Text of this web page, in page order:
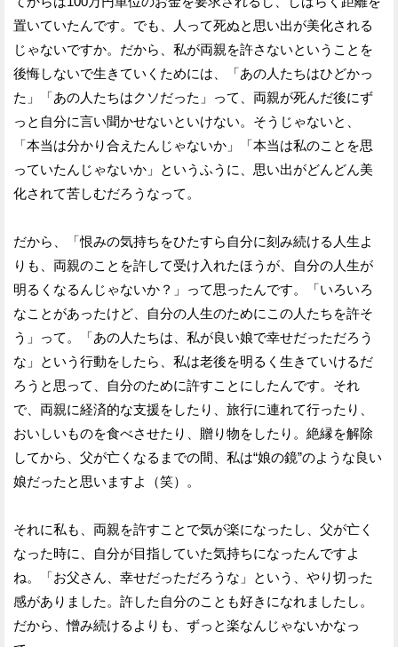
置いていたんです。でも、人って死ぬと思い出が美化される
じゃないですか。だから、私が両親を許さないということを
後悔しないで生きていくためには、「あの人たちはひどかっ
た」「あの人たちはクソだった」って、両親が死んだ後にず
っと自分に言い聞かせないといけない。そうじゃないと、
「本当は分かり合えたんじゃないか」「本当は私のことを思
っていたんじゃないか」というふうに、思い出がどんどん美
化されて苦しむだろうなって。
だから、「恨みの気持ちをひたすら自分に刻み続ける人生よ
りも、両親のことを許して受け入れたほうが、自分の人生が
明るくなるんじゃないか？」って思ったんです。「いろいろ
なことがあったけど、自分の人生のためにこの人たちを許そ
う」って。「あの人たちは、私が良い娘で幸せだっただろう
な」という行動をしたら、私は老後を明るく生きていけるだ
ろうと思って、自分のために許すことにしたんです。それ
で、両親に経済的な支援をしたり、旅行に連れて行ったり、
おいしいものを食べさせたり、贈り物をしたり。絶縁を解除
してから、父が亡くなるまでの間、私は“娘の鏡”のような良い
娘だったと思いますよ（笑）。
それに私も、両親を許すことで気が楽になったし、父が亡く
なった時に、自分が目指していた気持ちになったんですよ
ね。「お父さん、幸せだっただろうな」という、やり切った
感がありました。許した自分のことも好きになれましたし。
だから、憎み続けるよりも、ずっと楽なんじゃないかなっ